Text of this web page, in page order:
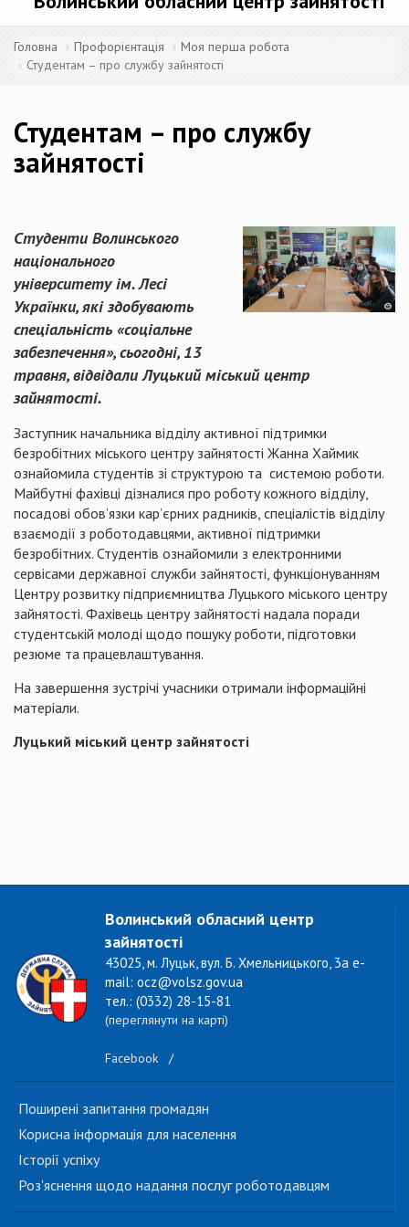
Головна Профорієнтація
Моя перша робота
Студентам – про службу зайнятості
Студентам – про службу
зайнятості
Студенти Волинського
національного
університету ім. Лесі
Українки, які здобувають
спеціальність «соціальне
забезпечення», сьогодні, 13
травня, відвідали Луцький міський центр
зайнятості.
Заступник начальника відділу активної підтримки
безробітних міського центру зайнятості Жанна Хаймик
ознайомила студентів зі структурою та системою роботи.
Майбутні фахівці дізналися про роботу кожного відділу,
посадові обов’язки кар’єрних радників, спеціалістів відділу
взаємодії з роботодавцями, активної підтримки
безробітних. Студентів ознайомили з електронними
сервісами державної служби зайнятості, функціонуванням
Центру розвитку підприємництва Луцького міського центру
зайнятості. Фахівець центру зайнятості надала поради
студентській молоді щодо пошуку роботи, підготовки
резюме та працевлаштування.
На завершення зустрічі учасники отримали інформаційні
матеріали.
Луцький міський центр зайнятості
Волинський обласний центр
зайнятості
43025, м. Луцьк, вул. Б. Хмельницького, 3а e-
mail: ocz@volsz.gov.ua
тел.: (0332) 28-15-81
(переглянути на карті)
Facebook /
Поширені запитання громадян
Корисна інформація для населення
Історії успіху
Роз'яснення щодо надання послуг роботодавцям